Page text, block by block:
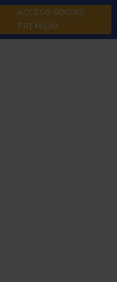
ACCESO SOCIAS
PREMIUM